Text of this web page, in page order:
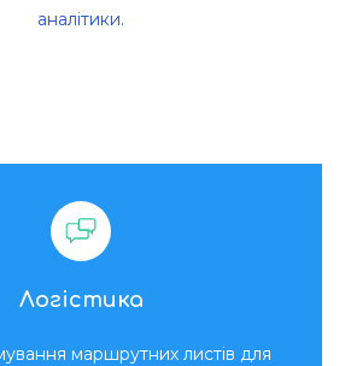
аналітики.
Логістика
маршрутних листів для